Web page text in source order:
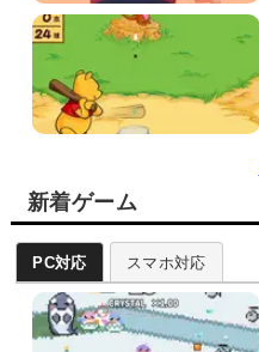
新着ゲーム
PC対応 スマホ対応